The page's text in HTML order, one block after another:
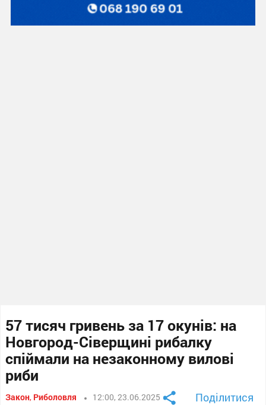
57 тисяч гривень за 17 окунів: на
Новгород-Сіверщині рибалку
спіймали на незаконному вилові
риби
Закон, Риболовля 12:00, 23.06.2025 Поділитися